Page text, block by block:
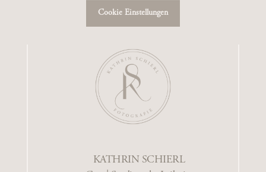
Cookie Einstellungen
KATHRIN SCHIERL